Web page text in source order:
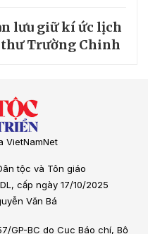
lưu giữ kí ức lịch
thư Trường Chinh
VietNamNet
tộc và Tôn giáo
cấp ngày 17/10/2025
Văn Bá
GP-BC do Cục Báo chí, Bộ